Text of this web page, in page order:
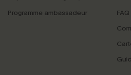
Programme ambassadeur
FAQ
PROFITEZ